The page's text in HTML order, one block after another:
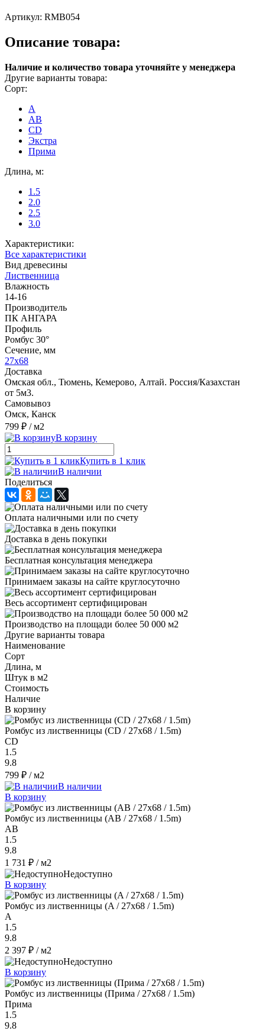
Артикул: RMB054
Описание товара:
Наличие и количество товара уточняйте у менеджера
Другие варианты товара:
Сорт:
A
AB
CD
Экстра
Прима
Длина, м:
1.5
2.0
2.5
3.0
Характеристики:
Все характеристики
Вид древесины
Лиственница
Влажность
14-16
Производитель
ПК АНГАРА
Профиль
Ромбус 30°
Сечение, мм
27x68
Доставка
Омская обл., Тюмень, Кемерово, Алтай. Россия/Казахстан
от 5м3.
Самовывоз
Омск, Канск
799 ₽ / м2
В корзину
Купить в 1 клик
В наличии
Поделиться
Оплата наличными или по счету
Доставка в день покупки
Бесплатная консультация менеджера
Принимаем заказы на сайте круглосуточно
Весь ассортимент сертифицирован
Производство на площади более 50 000 м2
Другие варианты товара
Наименование
Сорт
Длина, м
Штук в м2
Стоимость
Наличие
В корзину
Ромбус из лиственницы (CD / 27x68 / 1.5m)
CD
1.5
9.8
799 ₽ / м2
В наличии
В корзину
Ромбус из лиственницы (AB / 27x68 / 1.5m)
AB
1.5
9.8
1 731 ₽ / м2
Недоступно
В корзину
Ромбус из лиственницы (A / 27x68 / 1.5m)
A
1.5
9.8
2 397 ₽ / м2
Недоступно
В корзину
Ромбус из лиственницы (Прима / 27x68 / 1.5m)
Прима
1.5
9.8